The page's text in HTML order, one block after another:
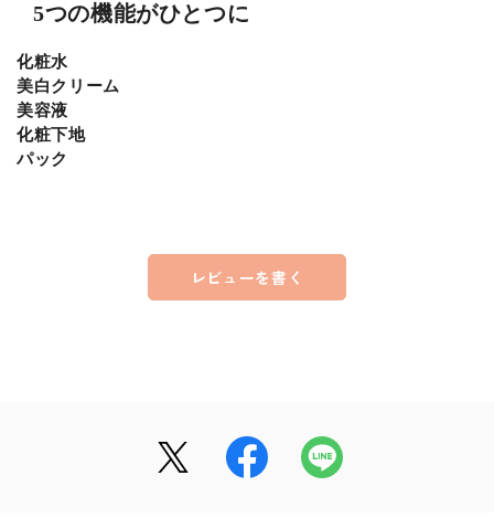
5つの機能がひとつに
化粧水
美白クリーム
美容液
化粧下地
パック
レビューを書く